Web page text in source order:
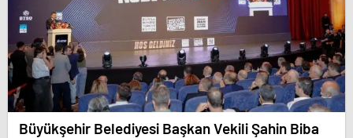
Büyükşehir Belediyesi Başkan Vekili Şahin Biba